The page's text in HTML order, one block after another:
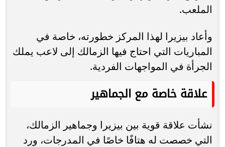
الملعب.
وأعاد بيزيرا لهذا المركز خطورته، خاصة في
المباريات التي احتاج فيها الزمالك إلى لاعب يملك
الجرأة في المواجهات الفردية.
علاقة خاصة مع الجماهير
نشأت علاقة قوية بين بيزيرا وجماهير الزمالك،
التي خصصت له هتافًا خاصًا في المدرجات، ورد